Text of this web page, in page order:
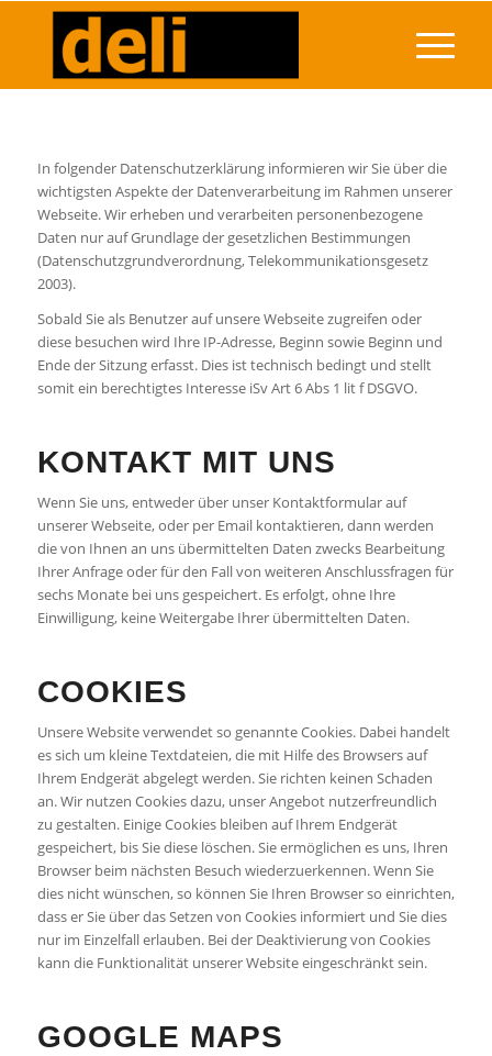
In folgender Datenschutzerklärung informieren wir Sie über die
wichtigsten Aspekte der Datenverarbeitung im Rahmen unserer
Webseite. Wir erheben und verarbeiten personenbezogene
Daten nur auf Grundlage der gesetzlichen Bestimmungen
(Datenschutzgrundverordnung, Telekommunikationsgesetz
2003).
Sobald Sie als Benutzer auf unsere Webseite zugreifen oder
diese besuchen wird Ihre IP-Adresse, Beginn sowie Beginn und
Ende der Sitzung erfasst. Dies ist technisch bedingt und stellt
somit ein berechtigtes Interesse iSv Art 6 Abs 1 lit f DSGVO.
KONTAKT MIT UNS
Wenn Sie uns, entweder über unser Kontaktformular auf
unserer Webseite, oder per Email kontaktieren, dann werden
die von Ihnen an uns übermittelten Daten zwecks Bearbeitung
Ihrer Anfrage oder für den Fall von weiteren Anschlussfragen für
sechs Monate bei uns gespeichert. Es erfolgt, ohne Ihre
Einwilligung, keine Weitergabe Ihrer übermittelten Daten.
COOKIES
Unsere Website verwendet so genannte Cookies. Dabei handelt
es sich um kleine Textdateien, die mit Hilfe des Browsers auf
Ihrem Endgerät abgelegt werden. Sie richten keinen Schaden
an. Wir nutzen Cookies dazu, unser Angebot nutzerfreundlich
zu gestalten. Einige Cookies bleiben auf Ihrem Endgerät
gespeichert, bis Sie diese löschen. Sie ermöglichen es uns, Ihren
Browser beim nächsten Besuch wiederzuerkennen. Wenn Sie
dies nicht wünschen, so können Sie Ihren Browser so einrichten,
dass er Sie über das Setzen von Cookies informiert und Sie dies
nur im Einzelfall erlauben. Bei der Deaktivierung von Cookies
kann die Funktionalität unserer Website eingeschränkt sein.
GOOGLE MAPS